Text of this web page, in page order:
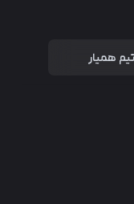
تیم همیار